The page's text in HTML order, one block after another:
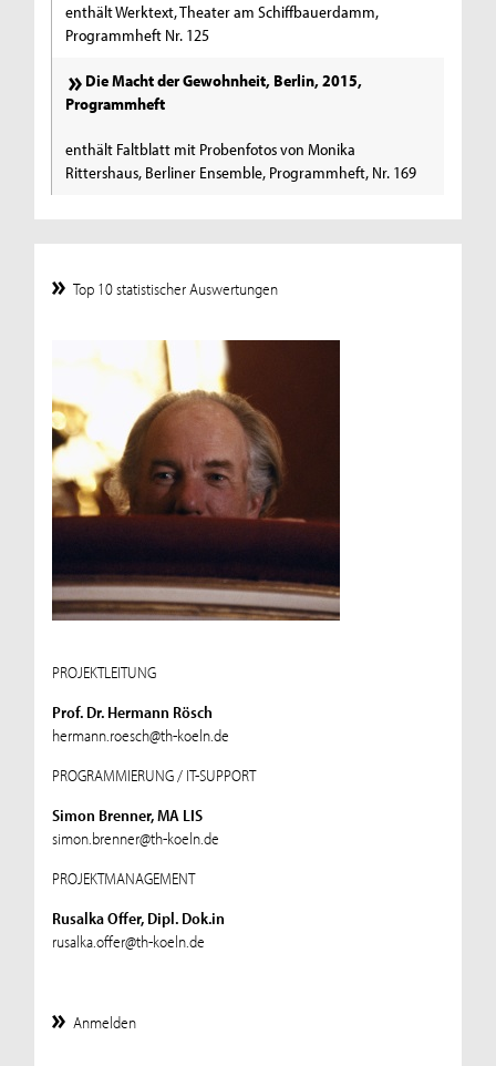
enthält Werktext, Theater am Schiffbauerdamm,
Programmheft Nr. 125
Die Macht der Gewohnheit, Berlin, 2015,
Programmheft
enthält Faltblatt mit Probenfotos von Monika
Rittershaus, Berliner Ensemble, Programmheft, Nr. 169
Top 10 statistischer Auswertungen
PROJEKTLEITUNG
Prof. Dr. Hermann Rösch
hermann.roesch@th-koeln.de
PROGRAMMIERUNG / IT-SUPPORT
Simon Brenner, MA LIS
simon.brenner@th-koeln.de
PROJEKTMANAGEMENT
Rusalka Offer, Dipl. Dok.in
rusalka.offer@th-koeln.de
Anmelden